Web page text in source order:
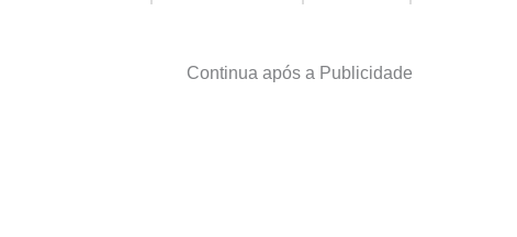
Continua após a Publicidade